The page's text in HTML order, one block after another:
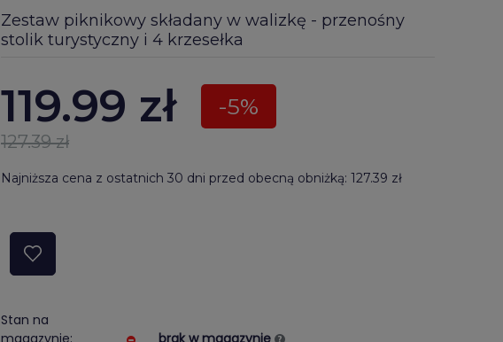
Zestaw piknikowy składany w walizkę - przenośny
stolik turystyczny i 4 krzesełka
119.99 zł -5%
127.39 zł
Najniższa cena z ostatnich 30 dni przed obecną obniżką: 127.39 zł
Stan na